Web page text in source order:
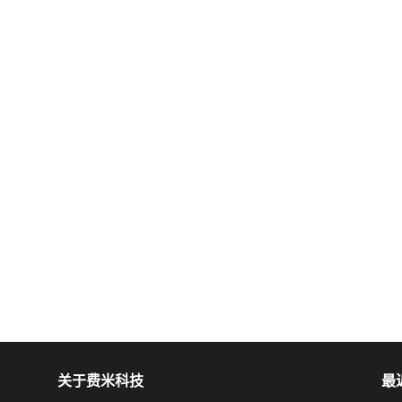
关于费米科技 最